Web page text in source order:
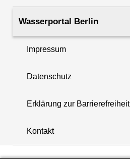
+
−
Wasserportal Berlin
Impressum
Datenschutz
Erklärung zur Barrierefreiheit
Kontakt